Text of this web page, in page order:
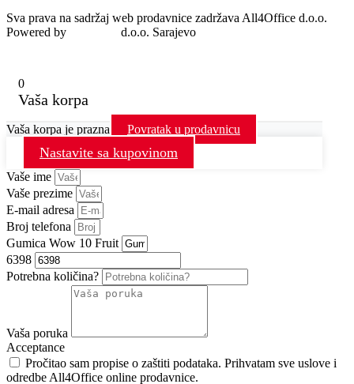
Sva prava na sadržaj web prodavnice zadržava All4Office d.o.o.
Powered by
d.o.o. Sarajevo
0
Vaša korpa
Vaša korpa je prazna Povratak u prodavnicu
Nastavite sa kupovinom
Vaše ime
Vaše prezime
E-mail adresa
Broj telefona
Gumica Wow 10 Fruit
6398
Potrebna količina?
Vaša poruka
Acceptance
Pročitao sam propise o zaštiti podataka. Prihvatam sve uslove i
odredbe All4Office online prodavnice.